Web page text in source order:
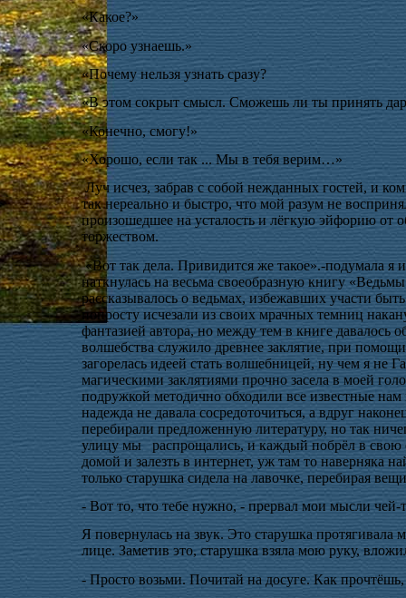
«Какое?»
«Скоро узнаешь.»
«Почему нельзя узнать сразу?
«В этом сокрыт смысл. Сможешь ли ты принять
«Конечно, смогу!»
«Хорошо, если так ... Мы в тебя верим…»
Луч исчез, забрав с собой нежданных гостей, и
так нереально и быстро, что мой разум не
произошедшее на усталость и лёгкую эйфорию
торжеством.
«Вот так дела. Привидится же такое».-подумала я и
наткнулась на весьма своеобразную книгу
рассказывалось о ведьмах, избежавших участи
попросту исчезали из своих мрачных темниц
фантазией автора, но между тем в книге давалось
волшебства служило древнее заклятие, при
загорелась идеей стать волшебницей, ну чем я не
магическими заклятиями прочно засела в моей
подружкой методично обходили все известные
надежда не давала сосредоточиться, а вдруг
перебирали предложенную литературу, но так
улицу мы распрощались, и каждый побрёл в свою
домой и залезть в интернет, уж там то наверняка
только старушка сидела на лавочке, перебирая
- Вот то, что тебе нужно, - прервал мои мысли чей-
Я повернулась на звук. Это старушка
лице. Заметив это, старушка взяла мою руку,
- Просто возьми. Почитай на досуге. Как